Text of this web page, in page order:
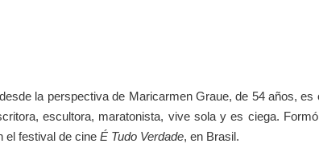
la perspectiva de Maricarmen Graue, de 54 años, es
escultora, maratonista, vive sola y es ciega.
el festival de cine É Tudo Verdade, en Brasil.